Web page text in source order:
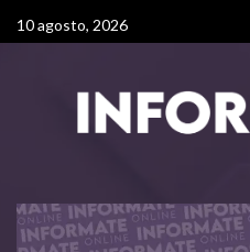
10 agosto, 2026